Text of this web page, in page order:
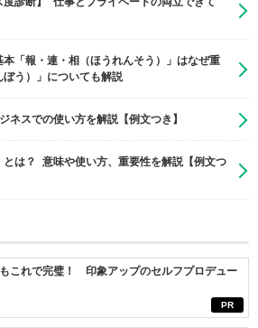
本「報・連・相（ほうれんそう）」はなぜ重
う）」についても解説
ネスでの使い方を解説【例文つき】
とは？ 意味や使い方、重要性を解説【例文つ
PR
これで完璧！ 印象アップのセルフプロデュー